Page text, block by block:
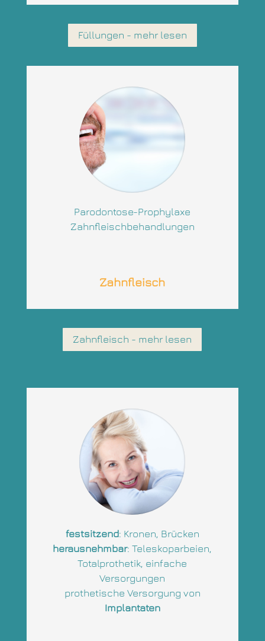
Füllungen - mehr lesen
Parodontose-Prophylaxe
Zahnfleischbehandlungen
Zahnfleisch
Zahnfleisch - mehr lesen
festsitzend: Kronen, Brücken
herausnehmbar: Teleskoparbeien,
Totalprothetik, einfache
Versorgungen
prothetische Versorgung von
Implantaten